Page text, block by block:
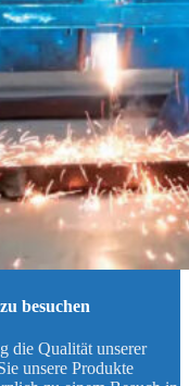
besuchen
die Qualität unserer
unsere Produkte